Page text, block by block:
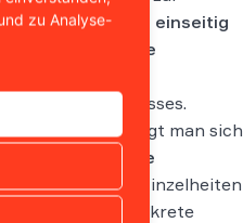
Kündigungkeine einseitig
ausgesprochene
Arbeitsverhältnisses.
Stattdessen einigt man sich
bilateral auf eine
Auflösung. Die Einzelheiten
wie etwa das konkrete
zu Analyse-